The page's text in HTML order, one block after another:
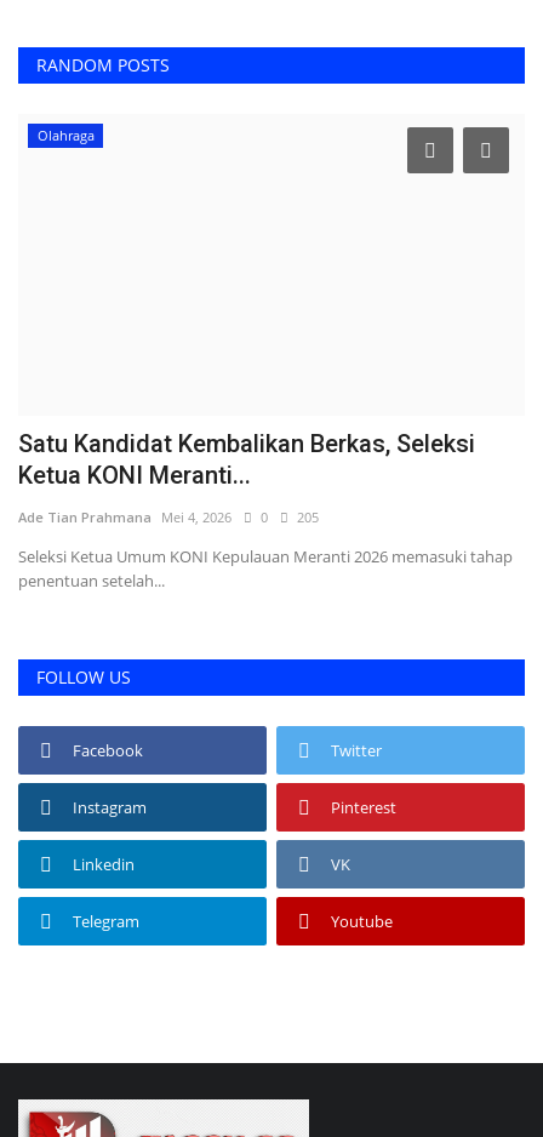
RANDOM POSTS
Olahraga
Satu Kandidat Kembalikan Berkas, Seleksi
Ketua KONI Meranti...
Ade Tian Prahmana Mei 4, 2026 0 205
Seleksi Ketua Umum KONI Kepulauan Meranti 2026 memasuki tahap
penentuan setelah...
FOLLOW US
Facebook Twitter
Instagram Pinterest
Linkedin VK
Telegram Youtube